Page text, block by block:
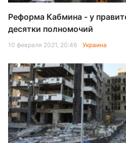
Реформа Кабмина - у
десятки полномочий
10 февраля 2021, 20:46 Украина